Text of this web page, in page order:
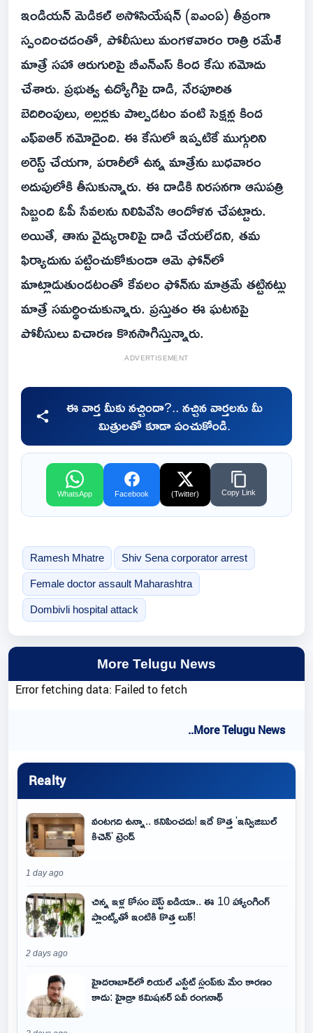
ఇండియన్ మెడికల్ అసోసియేషన్ (ఐఎంఏ) తీవ్రంగా
స్పందించడంతో, పోలీసులు మంగళవారం రాత్రి రమేశ్
మాత్రే సహా ఆరుగురిపై బీఎన్ఎస్ కింద కేసు నమోదు
చేశారు. ప్రభుత్వ ఉద్యోగిపై దాడి, నేరపూరిత
బెదిరింపులు, అల్లర్లకు పాల్పడటం వంటి సెక్షన్ల కింద
ఎఫ్ఐఆర్ నమోదైంది. ఈ కేసులో ఇప్పటికే ముగ్గురిని
అరెస్ట్ చేయగా, పరారీలో ఉన్న మాత్రేను బుధవారం
అదుపులోకి తీసుకున్నారు. ఈ దాడికి నిరసనగా ఆసుపత్రి
సిబ్బంది ఓపీ సేవలను నిలిపివేసి ఆందోళన చేపట్టారు.
అయితే, తాను వైద్యురాలిపై దాడి చేయలేదని, తమ
ఫిర్యాదును పట్టించుకోకుండా ఆమె ఫోన్‌లో
మాట్లాడుతుండటంతో కేవలం ఫోన్‌ను మాత్రమే తట్టినట్లు
మాత్రే సమర్థించుకున్నారు. ప్రస్తుతం ఈ ఘటనపై
పోలీసులు విచారణ కొనసాగిస్తున్నారు.
ADVERTISEMENT
ఈ వార్త మీకు నచ్చిందా?.. నచ్చిన వార్తలను మీ
మిత్రులతో కూడా పంచుకోండి.
WhatsApp Facebook (Twitter) Copy Link
Ramesh Mhatre Shiv Sena corporator arrest
Female doctor assault Maharashtra
Dombivli hospital attack
More Telugu News
Error fetching data: Failed to fetch
..More Telugu News
Realty
వంటగది ఉన్నా.. కనిపించదు! ఇదే కొత్త 'ఇన్విజిబుల్
కిచెన్' ట్రెండ్
1 day ago
చిన్న ఇళ్ల కోసం బెస్ట్ ఐడియా.. ఈ 10 హ్యాంగింగ్
ప్లాంట్స్‌తో ఇంటికి కొత్త లుక్!
2 days ago
హైదరాబాద్‌లో రియల్ ఎస్టేట్ స్లంప్‌కు మేం కారణం
కాదు: హైడ్రా కమిషనర్ ఏవీ రంగనాథ్